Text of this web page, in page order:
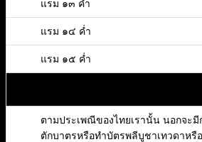
แรม ๑๓ ค่ำ
แรม ๑๔ ค่ำ
แรม ๑๕ ค่ำ
ตามประเพณีของไทยเรานั้น นอกจะ
ตักบาตรหรือทำบัตรพลีบูชาเทวดาหรื